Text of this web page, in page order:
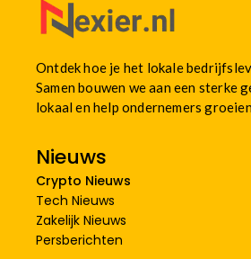
Ontdek hoe je het lokale
Samen bouwen we aan een sterke
lokaal en help ondernemers
Nieuws
Crypto Nieuws
Tech Nieuws
Zakelijk Nieuws
Persberichten